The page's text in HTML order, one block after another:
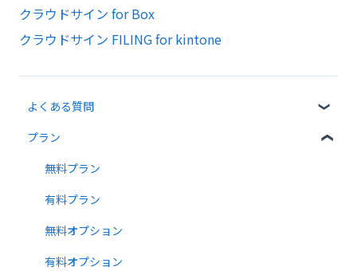
クラウドサイン for Box
クラウドサイン FILING for kintone
よくある質問
クラウドサインについて
書類について
操作方法について
通知メールについて
プラン
無料プラン
有料プラン
無料オプション
有料オプション